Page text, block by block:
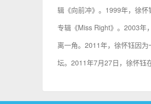
辑《向前冲》。1999年，徐
专辑《Miss Right》。2003年
离一角。2011年，徐怀钰因
坛。2011年7月27日，徐怀钰